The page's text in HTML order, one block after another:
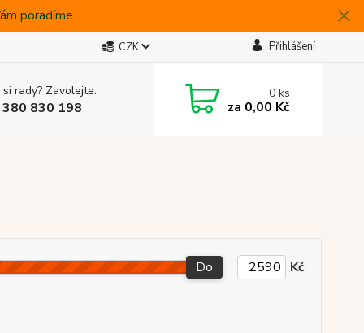
poradíme.
CZK Přihlášení
rady? Zavolejte.
830 198
0ks
za 0,00 Kč
Do Kč